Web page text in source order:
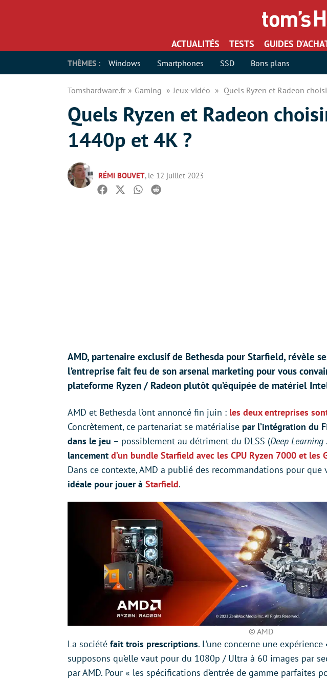
ACTUALITÉS TESTS GUIDES
THÈMES : Windows Smartphones SSD Bons plans
Tomshardware.fr Gaming Jeux-vidéo Quels Ryzen et Radeon
Quels Ryzen et Radeon
1440p et 4K ?
RÉMI BOUVET, le 12 juillet 2023
Facebook
TwitterWhatsapp
Reddit
AMD, partenaire exclusif de Bethesda pour Starfield, révèle
l’entreprise fait feu de son arsenal marketing pour vous
plateforme Ryzen / Radeon plutôt qu’équipée de matériel
AMD et Bethesda l’ont annoncé fin juin : les deux entreprises
Concrètement, ce partenariat se matérialise par l’intégration du
dans le jeu – possiblement au détriment du DLSS (Deep
lancement d’un bundle Starfield avec les CPU Ryzen 7000 et les
Dans ce contexte, AMD a publié des recommandations pour que
idéale pour jouer à Starfield.
© AMD
La société fait trois prescriptions. L’une concerne une expérience
supposons qu’elle vaut pour du 1080p / Ultra à 60 images par
par AMD. Pour « les spécifications d’entrée de gamme parfaites